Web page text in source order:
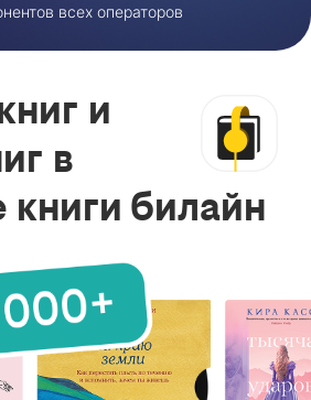
всех операторов
и
в
книги билайн